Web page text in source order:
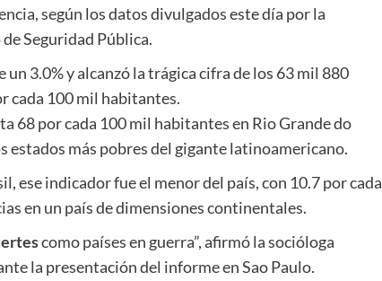
según los datos divulgados este día por la
Seguridad Pública.
3.0% y alcanzó la trágica cifra de los 63 mil 880
cada 100 mil habitantes.
68 por cada 100 mil habitantes en Rio Grande do
estados más pobres del gigante latinoamericano.
ese indicador fue el menor del país, con 10.7 por cada
en un país de dimensiones continentales.
como países en guerra”, afirmó la socióloga
la presentación del informe en Sao Paulo.